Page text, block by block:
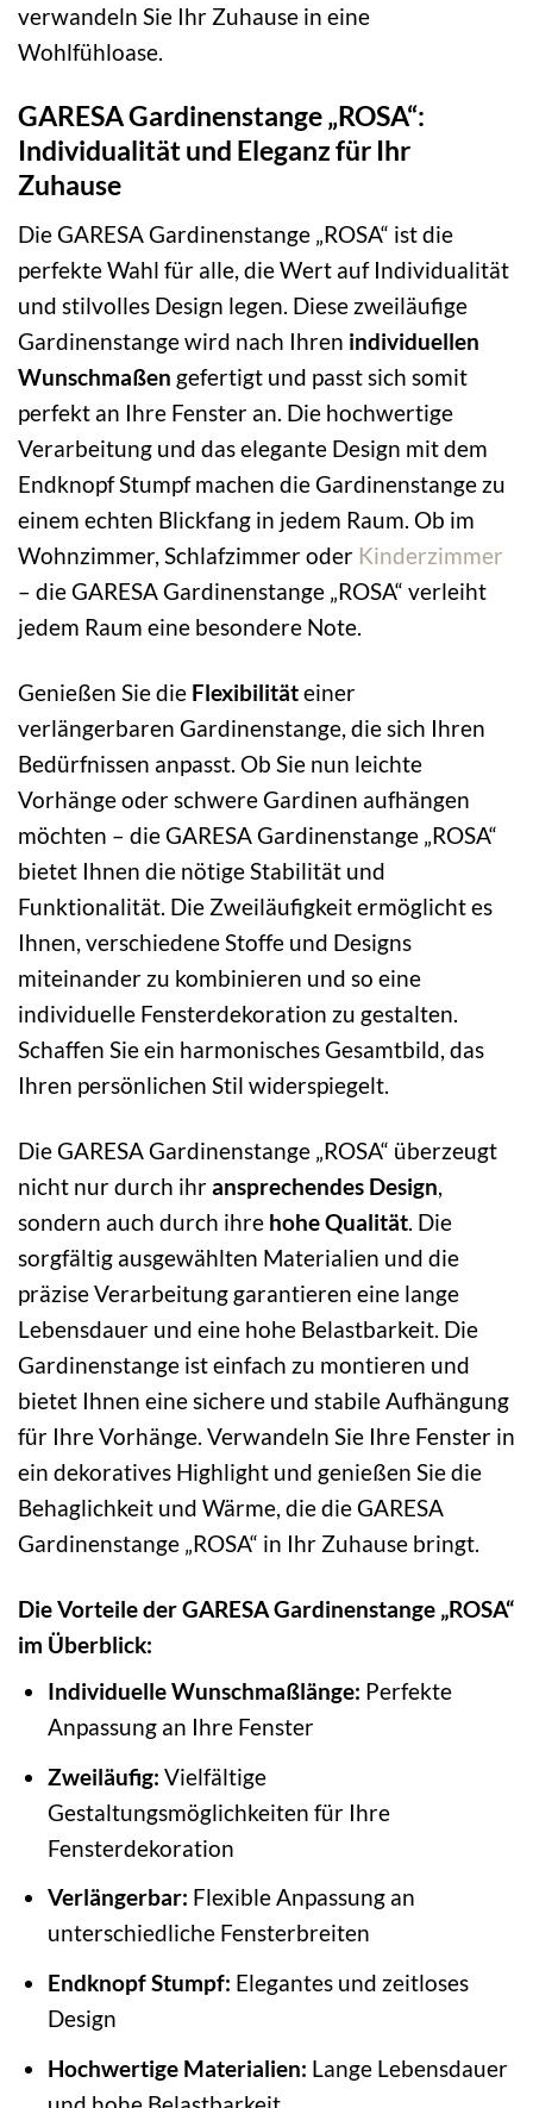
verwandeln Sie Ihr Zuhause in eine
Wohlfühloase.
GARESA Gardinenstange „ROSA“:
Individualität und Eleganz für Ihr
Zuhause
Die GARESA Gardinenstange „ROSA“ ist die
perfekte Wahl für alle, die Wert auf Individualität
und stilvolles Design legen. Diese zweiläufige
Gardinenstange wird nach Ihren individuellen
Wunschmaßen gefertigt und passt sich somit
perfekt an Ihre Fenster an. Die hochwertige
Verarbeitung und das elegante Design mit dem
Endknopf Stumpf machen die Gardinenstange zu
einem echten Blickfang in jedem Raum. Ob im
Wohnzimmer, Schlafzimmer oder Kinderzimmer
– die GARESA Gardinenstange „ROSA“ verleiht
jedem Raum eine besondere Note.
Genießen Sie die Flexibilitäteiner
verlängerbaren Gardinenstange, die sich Ihren
Bedürfnissen anpasst. Ob Sie nun leichte
Vorhänge oder schwere Gardinen aufhängen
möchten – die GARESA Gardinenstange „ROSA“
bietet Ihnen die nötige Stabilität und
Funktionalität. Die Zweiläufigkeit ermöglicht es
Ihnen, verschiedene Stoffe und Designs
miteinander zu kombinieren und so eine
individuelle Fensterdekoration zu gestalten.
Schaffen Sie ein harmonisches Gesamtbild, das
Ihren persönlichen Stil widerspiegelt.
Die GARESA Gardinenstange „ROSA“ überzeugt
nicht nur durch ihransprechendes Design,
sondern auch durch ihre hohe Qualität. Die
sorgfältig ausgewählten Materialien und die
präzise Verarbeitung garantieren eine lange
Lebensdauer und eine hohe Belastbarkeit. Die
Gardinenstange ist einfach zu montieren und
bietet Ihnen eine sichere und stabile Aufhängung
für Ihre Vorhänge. Verwandeln Sie Ihre Fenster in
ein dekoratives Highlight und genießen Sie die
Behaglichkeit und Wärme, die die GARESA
Gardinenstange „ROSA“ in Ihr Zuhause bringt.
Die Vorteile der GARESA Gardinenstange „ROSA“
im Überblick:
Individuelle Wunschmaßlänge: Perfekte
Anpassung an Ihre Fenster
Zweiläufig: Vielfältige
Gestaltungsmöglichkeiten für Ihre
Fensterdekoration
Verlängerbar: Flexible Anpassung an
unterschiedliche Fensterbreiten
Endknopf Stumpf: Elegantes und zeitloses
Design
Hochwertige Materialien: Lange Lebensdauer